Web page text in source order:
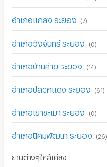
อำเภอแกลง ระยอง (7)
อำเภอวังจันทร์ ระยอง (0)
อำเภอบ้านค่าย ระยอง (14 )
อำเภอปลวกแดง ระยอง (61)
อำเภอเขาชะเมา ระยอง (0)
อำเภอนิคมพัฒนา ระยอง (26)
ย่านต่างๆใกล้เคียง